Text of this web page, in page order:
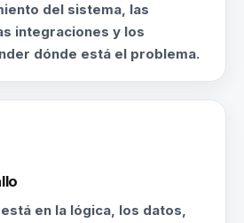
del sistema, las
integraciones y los
dónde está el problema.
en la lógica, los datos,